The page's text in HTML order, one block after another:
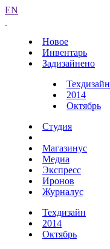
EN
Новое
Инвентарь
Задизайнено
Техдизайн
2014
Октябрь
Студия
Магазинус
Медиа
Экспресс
Иронов
Журналус
Техдизайн
2014
Октябрь